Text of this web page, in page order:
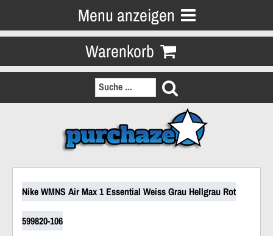
Menu anzeigen
Warenkorb
Nike WMNS Air Max 1 Essential Weiss Grau Hellgrau Rot
599820-106